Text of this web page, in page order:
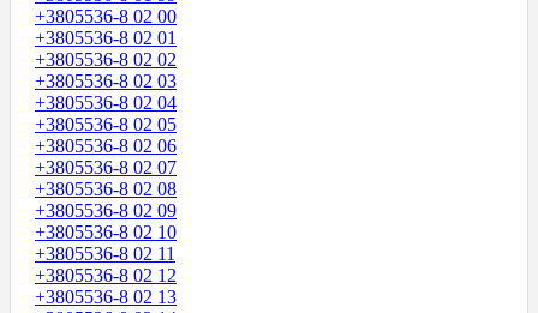
+3805536-8 02 00
+3805536-8 02 01
+3805536-8 02 02
+3805536-8 02 03
+3805536-8 02 04
+3805536-8 02 05
+3805536-8 02 06
+3805536-8 02 07
+3805536-8 02 08
+3805536-8 02 09
+3805536-8 02 10
+3805536-8 02 11
+3805536-8 02 12
+3805536-8 02 13